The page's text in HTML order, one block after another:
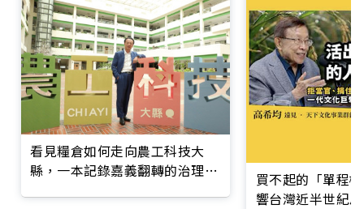
看見糧倉如何走向農工科技大
縣，一本記錄嘉義翻轉的治理實
買不起的「單程
響台灣近半世紀